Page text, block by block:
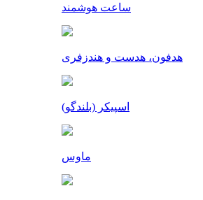
ساعت هوشمند
هدفون، هدست و هندزفری
اسپیکر (بلندگو)
ماوس